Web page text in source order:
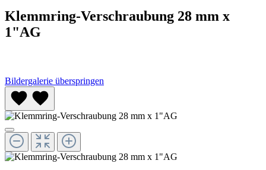
Klemmring-Verschraubung 28 mm x
1"AG
Bildergalerie überspringen